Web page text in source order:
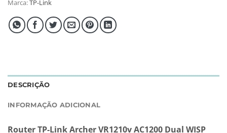
Marca:TP-Link
DESCRIÇÃO
INFORMAÇÃO ADICIONAL
Router TP-Link Archer VR1210v AC1200 Dual WISP